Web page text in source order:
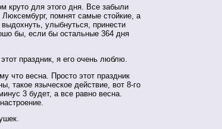
для этого дня. Все забыли
помнят самые стойкие, а
улыбнуться, принести
бы, если бы остальные 364 дня
праздник, я его очень люблю.
весна. Просто этот праздник
такое языческое действие, вот 8-го
3 будет, а все равно весна.